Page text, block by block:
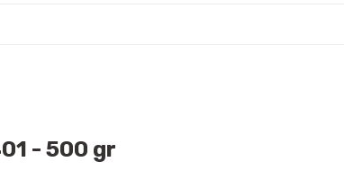
- 500 gr